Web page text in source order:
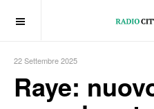
22 Settembre 2025
Raye: